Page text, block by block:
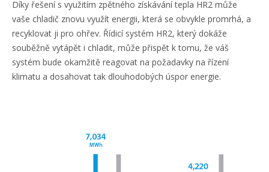
Díky řešení s využitím zpětného získávání tepla HR2 může
vaše chladič znovu využít energii, která se obvykle promrhá, a
recyklovat ji pro ohřev. Řídicí systém HR2, který dokáže
souběžně vytápět i chladit, může přispět k tomu, že váš
systém bude okamžitě reagovat na požadavky na řízení
klimatu a dosahovat tak dlouhodobých úspor energie.